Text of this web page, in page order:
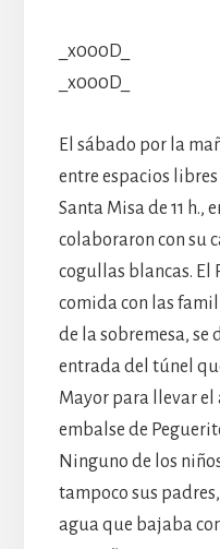
_x000D_
_x000D_
El sábado por la
entre espacios
Santa Misa de 11 h.,
colaboraron con su
cogullas blancas. El
comida con las
de la sobremesa, se
entrada del túnel
Mayor para llevar el
embalse de
Ninguno de los
tampoco sus
agua que bajaba